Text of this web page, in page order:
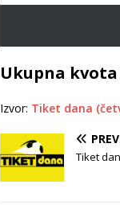
Ukupna
Izvor: Tiket dana
Tiket